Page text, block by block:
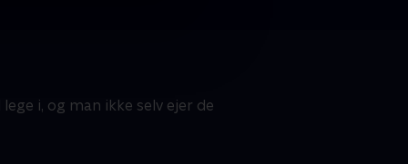
i, og man ikke selv ejer de